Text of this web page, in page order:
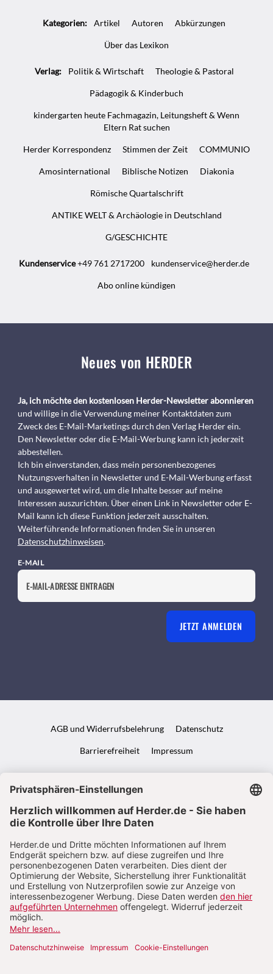
InfosKategorien: Artikel Autoren Abkürzungen
Über das Lexikon
Verlag: Politik & Wirtschaft Theologie & Pastoral
Pädagogik & Kinderbuch
kindergarten heute Fachmagazin, Leitungsheft & Wenn
Eltern Rat suchen
Herder Korrespondenz Stimmen der Zeit COMMUNIO
Amosinternational Biblische Notizen Diakonia
Römische Quartalschrift
ANTIKE WELT & Archäologie in Deutschland
G/GESCHICHTE
Kundenservice+49 761 2717200 kundenservice@herder.de
Abo online kündigen
Neues von HERDER
Ja, ich möchte den kostenlosen Herder-Newsletter abonnieren
und willige in die Verwendung meiner Kontaktdaten zum
Zweck des E-Mail-Marketings durch den Verlag Herder ein.
Den Newsletter oder die E-Mail-Werbung kann ich jederzeit
abbestellen.
Ich bin einverstanden, dass mein personenbezogenes
Nutzungsverhalten in Newsletter und E-Mail-Werbung erfasst
und ausgewertet wird, um die Inhalte besser auf meine
Interessen auszurichten. Über einen Link in Newsletter oder E-
Mail kann ich diese Funktion jederzeit ausschalten.
Weiterführende Informationen finden Sie in unseren
Datenschutzhinweisen.
E-MAIL
JETZT ANMELDEN
AGB und Widerrufsbelehrung Datenschutz
Barrierefreiheit Impressum
VERTRAG WIDERRUFEN